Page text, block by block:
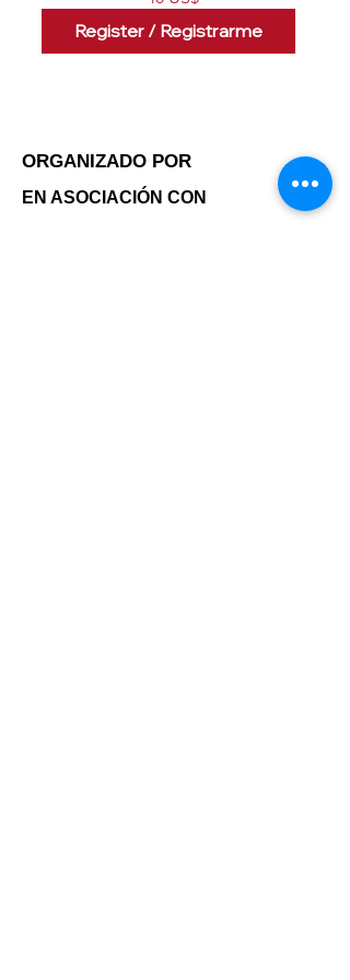
Register / Registrarme
ORGANIZADO POR
EN ASOCIACIÓN CON